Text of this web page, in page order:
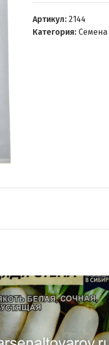
Артикул:2144
Категория: